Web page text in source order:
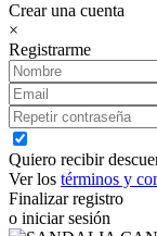
Crear una cuenta
×
Registrarme
Quiero recibir
Ver los términos y
Finalizar registro
o iniciar sesión